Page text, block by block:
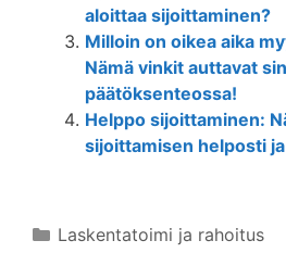
aloittaa sijoittaminen?
Milloin on oikea aika
Nämä vinkit auttavat
päätöksenteossa!
Helppo sijoittaminen:
sijoittamisen helposti
Kategoriat
Laskentatoimi ja rahoitus